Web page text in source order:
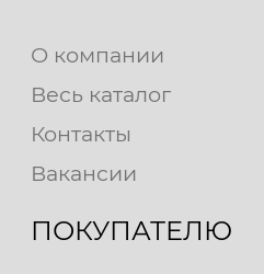
О компании
Весь каталог
Контакты
Вакансии
ПОКУПАТЕЛЮ